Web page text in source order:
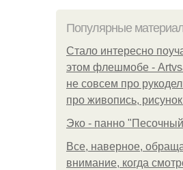
Популярные
Стало интересно
этом флешмобе -
не совсем про
про живопись,
Эко - панно
Все, наверное,
внимание, когда